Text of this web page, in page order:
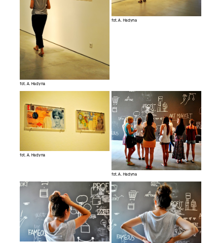
fot. A. Hadyna
fot. A. Hadyna
fot. A. Hadyna
fot. A. Hadyna